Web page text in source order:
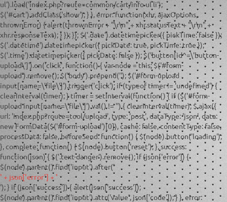
ul').load('index.php?route=common/cart/info ul li');
$('#cart').addClass('show'); } }, error: function(xhr, ajaxOptions,
thrownError) { alert(thrownError + "\r\n" + xhr.statusText + "\r\n" +
xhr.responseText); } }); }); $('.date').datetimepicker({ pickTime: false });
$('.datetime').datetimepicker({ pickDate: true, pickTime: true });
$('.time').datetimepicker({ pickDate: false }); $('button[id^=\'button-
upload\']').on('click', function() { var node = this; $('#form-
upload').remove(); $('body').prepend(''); $('#form-upload
input[name=\'file\']').trigger('click'); if (typeof timer != 'undefined') {
clearInterval(timer); } timer = setInterval(function() { if ($('#form-
upload input[name=\'file\']').val() != '') { clearInterval(timer); $.ajax({
url: 'index.php?route=tool/upload', type: 'post', dataType: 'json', data:
new FormData($('#form-upload')[0]), cache: false, contentType: false,
processData: false, beforeSend: function() { $(node).button('loading');
}, complete: function() { $(node).button('reset'); }, success:
function(json) { $('.text-danger').remove(); if (json['error']) {
$(node).parent().find('input').after('
' + json['error'] + '
'); } if (json['success']) { alert(json['success']);
$(node).parent().find('input').attr('value', json['code']); } }, error: